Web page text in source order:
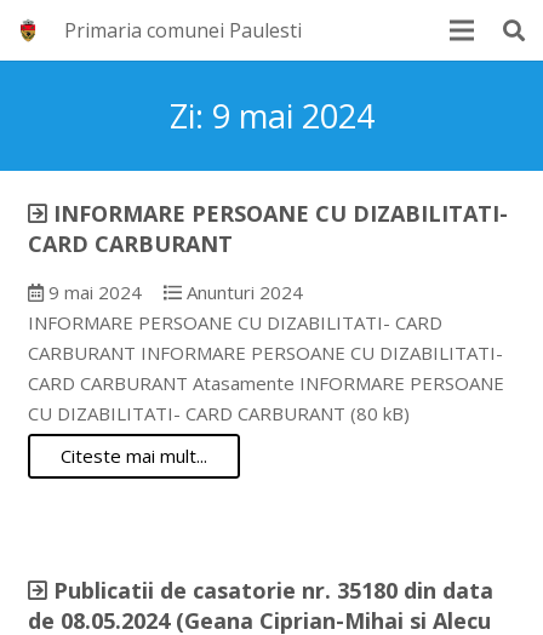
Primaria comunei Paulesti
Zi: 9 mai 2024
INFORMARE PERSOANE CU DIZABILITATI-
CARD CARBURANT
9 mai 2024
Anunturi 2024
INFORMARE PERSOANE CU DIZABILITATI- CARD
CARBURANT INFORMARE PERSOANE CU DIZABILITATI-
CARD CARBURANT Atasamente INFORMARE PERSOANE
CU DIZABILITATI- CARD CARBURANT (80 kB)
Citeste mai mult...
Publicatii de casatorie nr. 35180 din data
de 08.05.2024 (Geana Ciprian-Mihai si Alecu